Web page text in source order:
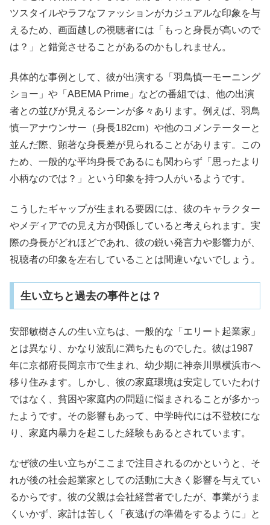
ツスタイルやラフなファッションがカジュアルな印象を与
えるため、画面越しの視聴者には「もっと身長が高いので
は？」と錯覚させることがあるのかもしれません。
具体的な事例として、彼が出演する「羽鳥慎一モーニング
ショー」や「ABEMA Prime」などの番組では、他の出演
者との並びが見えるシーンが多々あります。例えば、羽鳥
慎一アナウンサー（身長182cm）や他のコメンテーターと
並んだ際、顕著な身長差が見られることがあります。この
ため、一般的な平均身長であるにも関わらず「思ったより
小柄なのでは？」という印象を持つ人がいるようです。
こうしたギャップが生まれる要因には、彼のキャラクター
やメディアでの見え方が関係していると考えられます。実
際の身長がどれほどであれ、彼の鋭い発言力や影響力が、
視聴者の印象を左右していることは間違いないでしょう。
生い立ちと過去の事件とは？
安部敏樹さんの生い立ちは、一般的な「エリート起業家」
とは異なり、かなり波乱に満ちたものでした。彼は1987
年に京都府長岡京市で生まれ、幼少期に神奈川県横浜市へ
移り住みます。しかし、彼の家庭環境は安定していたわけ
ではなく、貧困や家庭内の問題に悩まされることが多かっ
たようです。その影響もあって、中学時代には不登校にな
り、家庭内暴力を起こした経験もあるとされています。
なぜ彼の生い立ちがここまで注目されるのかというと、そ
れが後の社会起業家としての活動に大きく影響を与えてい
るからです。彼の父親は会社経営者でしたが、事業がうま
くいかず、家計は苦しく「夜逃げの準備をするように」と